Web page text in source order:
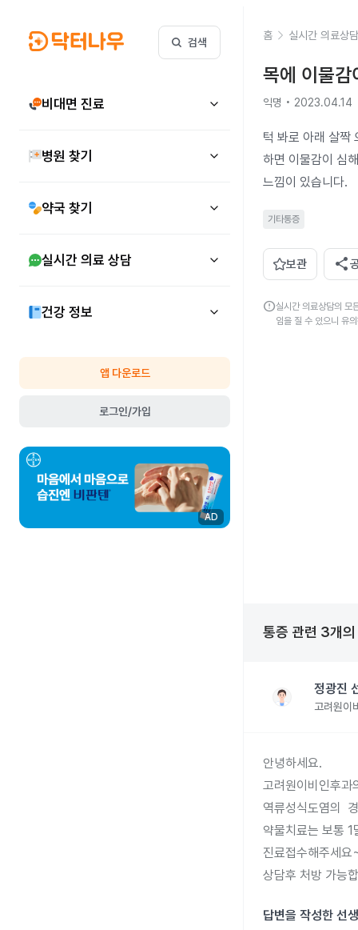
검색
비대면 진료
병원 찾기
약국 찾기
실시간 의료 상담
건강 정보
앱 다운로드
로그인/가입
AD
홈 실시간 의료상담
목에 이물감
익명 • 2023.04.14
턱 봐로 아래 살짝
하면 이물감이 심
느낌이 있습니다.
기타통증
보관 share
error실시간 의료상담의 모
임을 질 수 있으니 유
통증 관련 3개
정광진
고려원이
안녕하세요.
고려원이비인후과
역류성식도염의
약물치료는 보통
진료접수해주세
상담후 처방 가능
답변을 작성한 선